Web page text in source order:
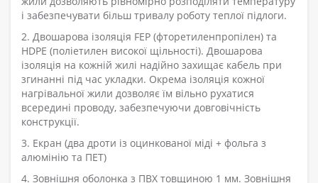
і забезпечувати більш тривалу роботу теплої підлоги.
2. Двошарова ізоляція FEP (фторетиленпропілен) та
HDPE (поліетилен високої щільності). Двошарова
ізоляція на кожній жилі надійно захищає кабель при
згинанні під час укладки. Окрема ізоляція кожної
нагрівальної жили дозволяє їм вільно рухатися
всередині проводу, забезпечуючи довговічність
конструкції.
3. Екран (два дроти із оцинкованої міді + фольга з
алюмінію та ПЕТ)
4. Зовнішня оболонка з ПВХ товщиною 1 мм. Зовнішня